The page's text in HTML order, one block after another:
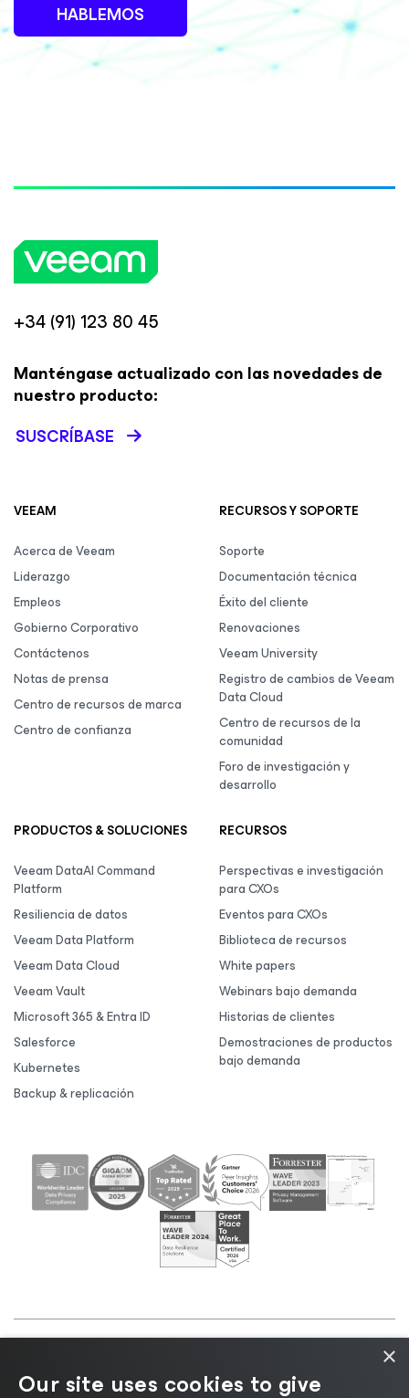
HABLEMOS
+34 (91) 123 80 45
Manténgase actualizado con las novedades de
nuestro producto:
SUSCRÍBASE
VEEAM
Acerca de Veeam
Liderazgo
Empleos
Gobierno Corporativo
Contáctenos
Notas de prensa
Centro de recursos de marca
Centro de confianza
RECURSOS Y SOPORTE
Soporte
Documentación técnica
Éxito del cliente
Renovaciones
Veeam University
Registro de cambios de Veeam
Data Cloud
Centro de recursos de la
comunidad
Foro de investigación y
desarrollo
PRODUCTOS & SOLUCIONES
Veeam DataAI Command
Platform
Resiliencia de datos
Veeam Data Platform
Veeam Data Cloud
Veeam Vault
Microsoft 365 & Entra ID
Salesforce
Kubernetes
Backup & replicación
RECURSOS
Perspectivas e investigación
para CXOs
Eventos para CXOs
Biblioteca de recursos
White papers
Webinars bajo demanda
Historias de clientes
Demostraciones de productos
bajo demanda
Aviso de cookies|Legal|Política de licencias
×
Our site uses cookies to give